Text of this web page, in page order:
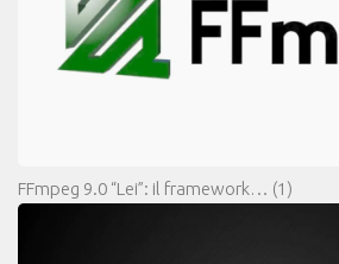
FFmpeg 9.0 “Lei”: il framework… (1)